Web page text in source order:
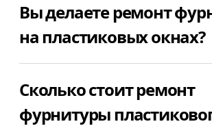
Вы делаете ремонт
на пластиковых окнах?
пластиковых окнах. Просто
+7(812)9563854 и вызовите
фурнитуры пластикового окна в
Сколько стоит ремонт
фурнитуры